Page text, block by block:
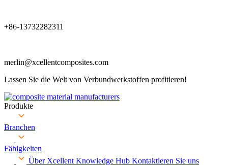
+86-13732282311
merlin@xcellentcomposites.com
Lassen Sie die Welt von Verbundwerkstoffen profitieren!
Produkte
Branchen
Fähigkeiten
Über Xcellent Knowledge Hub Kontaktieren Sie uns